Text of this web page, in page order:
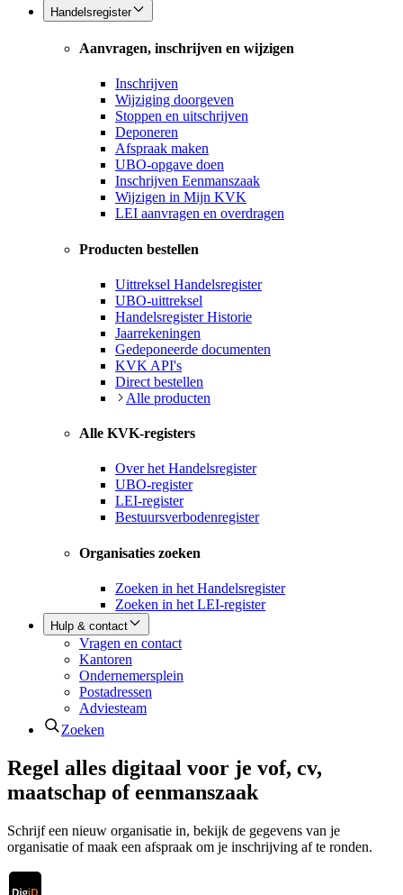
Handelsregister
Aanvragen, inschrijven en wijzigen
Inschrijven
Wijziging doorgeven
Stoppen en uitschrijven
Deponeren
Afspraak maken
UBO-opgave doen
Inschrijven Eenmanszaak
Wijzigen in Mijn KVK
LEI aanvragen en overdragen
Producten bestellen
Uittreksel Handelsregister
UBO-uittreksel
Handelsregister Historie
Jaarrekeningen
Gedeponeerde documenten
KVK API's
Direct bestellen
Alle producten
Alle KVK-registers
Over het Handelsregister
UBO-register
LEI-register
Bestuursverbodenregister
Organisaties zoeken
Zoeken in het Handelsregister
Zoeken in het LEI-register
Hulp & contact
Vragen en contact
Kantoren
Ondernemersplein
Postadressen
Adviesteam
Zoeken
Regel alles digitaal voor je vof, cv,
maatschap of eenmanszaak
Schrijf een nieuw organisatie in, bekijk de gegevens van je
organisatie of maak een afspraak om je inschrijving af te ronden.